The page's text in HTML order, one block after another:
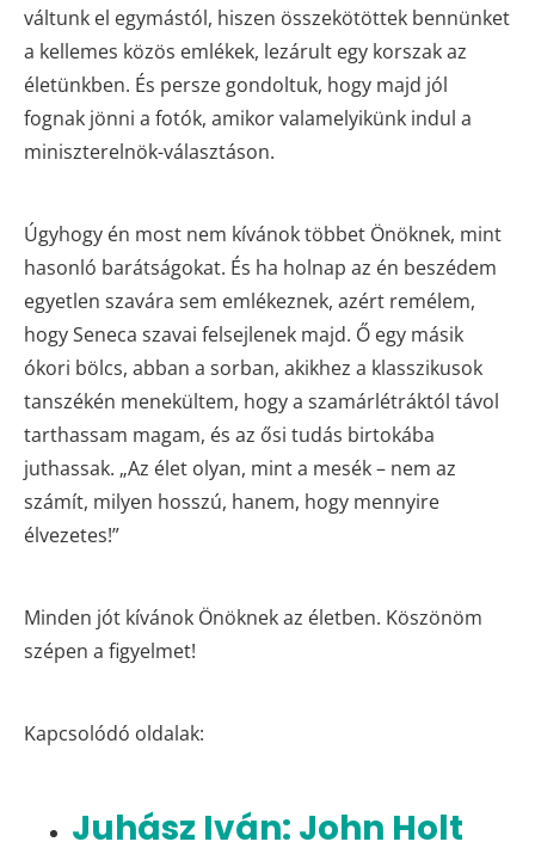
váltunk el egymástól, hiszen összekötöttek bennünket
a kellemes közös emlékek, lezárult egy korszak az
életünkben. És persze gondoltuk, hogy majd jól
fognak jönni a fotók, amikor valamelyikünk indul a
miniszterelnök-választáson.
Úgyhogy én most nem kívánok többet Önöknek, mint
hasonló barátságokat. És ha holnap az én beszédem
egyetlen szavára sem emlékeznek, azért remélem,
hogy Seneca szavai felsejlenek majd. Ő egy másik
ókori bölcs, abban a sorban, akikhez a klasszikusok
tanszékén menekültem, hogy a szamárlétráktól távol
tarthassam magam, és az ősi tudás birtokába
juthassak. „Az élet olyan, mint a mesék – nem az
számít, milyen hosszú, hanem, hogy mennyire
élvezetes!”
Minden jót kívánok Önöknek az életben. Köszönöm
szépen a figyelmet!
Kapcsolódó oldalak:
Juhász Iván: John Holt